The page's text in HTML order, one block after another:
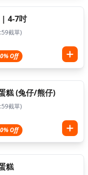
4-7吋
截單)
Off
糕 (兔仔/熊仔)
截單)
Off
糕